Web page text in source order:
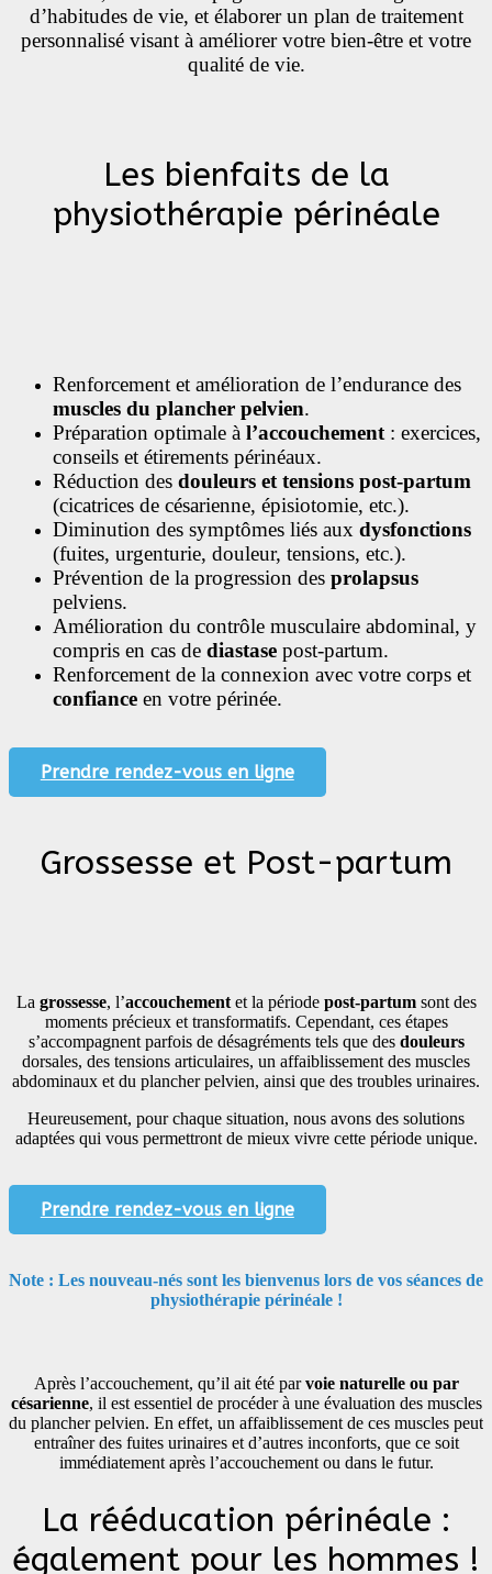
d’habitudes de vie, et élaborer un plan de traitement
personnalisé visant à améliorer votre bien-être et votre
qualité de vie.
Les bienfaits de la
physiothérapie périnéale
Renforcement et amélioration de l’endurance des
muscles du plancher pelvien.
Préparation optimale à l’accouchement : exercices,
conseils et étirements périnéaux.
Réduction des douleurs et tensions post-partum
(cicatrices de césarienne, épisiotomie, etc.).
Diminution des symptômes liés aux dysfonctions
(fuites, urgenturie, douleur, tensions, etc.).
Prévention de la progression des prolapsus
pelviens.
Amélioration du contrôle musculaire abdominal, y
compris en cas de diastase post-partum.
Renforcement de la connexion avec votre corps et
confiance en votre périnée.
Prendre rendez-vous en ligne
Grossesse et Post-partum
La grossesse, l’accouchementet la période post-partumsont des
moments précieux et transformatifs. Cependant, ces étapes
s’accompagnent parfois de désagréments tels que des douleurs
dorsales, des tensions articulaires, un affaiblissement des muscles
abdominaux et du plancher pelvien, ainsi que des troubles urinaires.
Heureusement, pour chaque situation, nous avons des solutions
adaptées qui vous permettront de mieux vivre cette période unique.
Prendre rendez-vous en ligne
Note : Les nouveau-nés sont les bienvenus lors de vos séances de
physiothérapie périnéale !
Après l’accouchement, qu’il ait été parvoie naturelle ou par
césarienne, il est essentiel de procéder à une évaluation des muscles
du plancher pelvien. En effet, un affaiblissement de ces muscles peut
entraîner des fuites urinaires et d’autres inconforts, que ce soit
immédiatement après l’accouchement ou dans le futur.
La rééducation périnéale :
également pour les hommes !